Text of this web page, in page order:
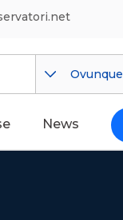
Ovunque
News